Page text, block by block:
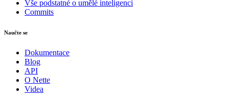
Vše podstatné o umělé inteligenci
Commits
Naučte se
Dokumentace
Blog
API
O Nette
Videa